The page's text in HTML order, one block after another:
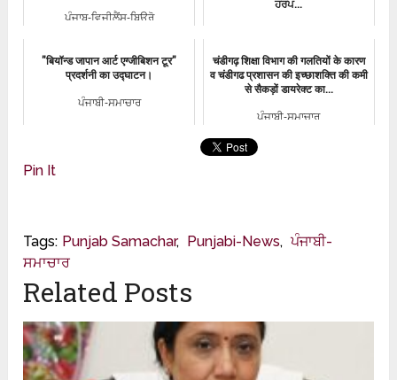
ਪੰਜਾਬ-ਵਿਜੀਲੈਂਸ-ਬਿਊਰੋ
ਹਰਪ...
"बियॉन्ड जापान आर्ट एग्जीबिशन टूर"
प्रदर्शनी का उद्घाटन।
ਪੰਜਾਬੀ-ਸਮਾਚਾਰ
चंडीगढ़ शिक्षा विभाग की गलतियों के कारण
व चंडीगढ प्रशासन की इच्छाशक्ति की कमी
से सैकड़ों डायरेक्ट का...
ਪੰਜਾਬੀ-ਸਮਾਚਾਰ
Pin It
Tags: Punjab Samachar, Punjabi-News, ਪੰਜਾਬੀ-
ਸਮਾਚਾਰ
Related Posts